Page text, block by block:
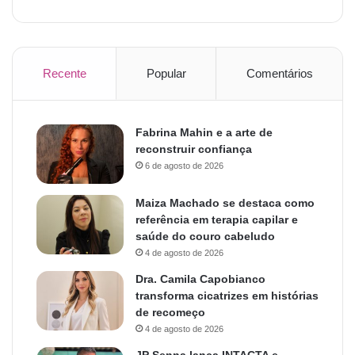
Recente Popular Comentários
Fabrina Mahin e a arte de
reconstruir confiança
6 de agosto de 2026
Maiza Machado se destaca como
referência em terapia capilar e
saúde do couro cabeludo
4 de agosto de 2026
Dra. Camila Capobianco
transforma cicatrizes em histórias
de recomeço
4 de agosto de 2026